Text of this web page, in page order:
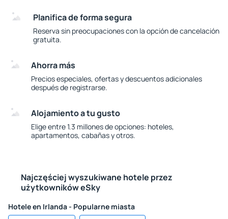
Planifica de forma segura
Reserva sin preocupaciones con la opción de cancelación
gratuita.
Ahorra más
Precios especiales, ofertas y descuentos adicionales
después de registrarse.
Alojamiento a tu gusto
Elige entre 1.3 millones de opciones: hoteles,
apartamentos, cabañas y otros.
Najczęściej wyszukiwane hotele przez
użytkowników eSky
Hotele en Irlanda - Popularne miasta